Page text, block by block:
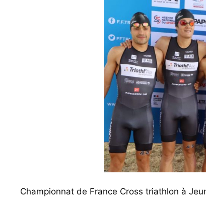
Championnat de France Cross triathlon à